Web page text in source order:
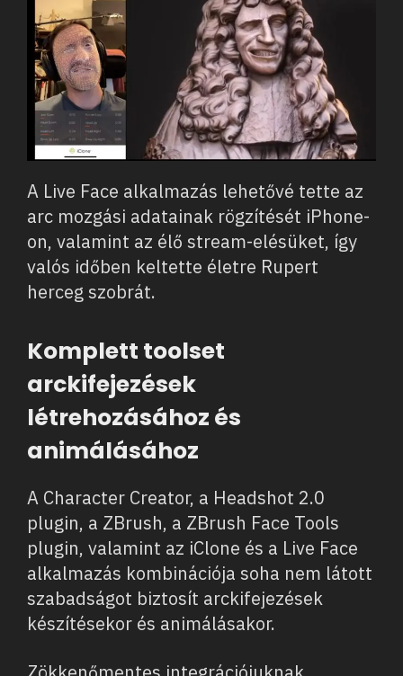
A Live Face alkalmazás lehetővé tette az
arc mozgási adatainak rögzítését iPhone-
on, valamint az élő stream-elésüket, így
valós időben keltette életre Rupert
herceg szobrát.
Komplett toolset
arckifejezések
létrehozásához és
animálásához
A Character Creator, a Headshot 2.0
plugin, a ZBrush, a ZBrush Face Tools
plugin, valamint az iClone és a Live Face
alkalmazás kombinációja soha nem látott
szabadságot biztosít arckifejezések
készítésekor és animálásakor.